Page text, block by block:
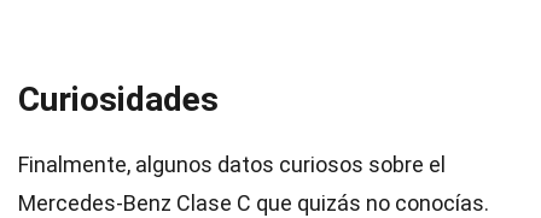
Curiosidades
Finalmente, algunos datos curiosos sobre el
Mercedes-Benz Clase C que quizás no conocías.